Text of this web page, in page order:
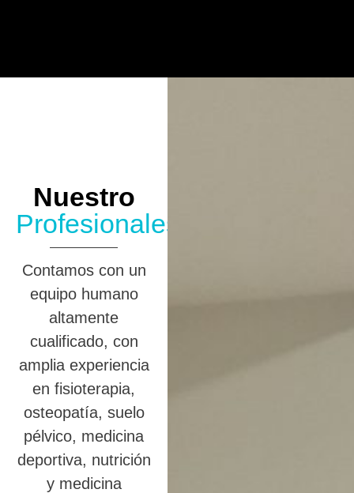
Nuestro
Profesionales
Contamos con un
equipo humano
altamente
cualificado, con
amplia experiencia
en fisioterapia,
osteopatía, suelo
pélvico, medicina
deportiva, nutrición
y medicina